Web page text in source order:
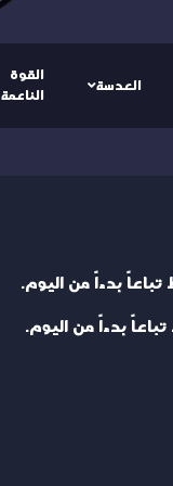
العدسة
القوة
الناعمة
بدءاً من اليوم.
بدءاً من اليوم.